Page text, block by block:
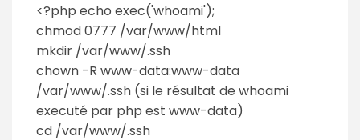
<?php echo exec('whoami');
chmod 0777 /var/www/html
mkdir /var/www/.ssh
chown -R www-data:www-data
/var/www/.ssh (si le résultat de whoami
executé par php est www-data)
cd /var/www/.ssh